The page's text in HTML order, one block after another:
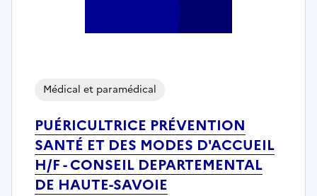
PUÉRICULTRICE PRÉVENTION
SANTÉ ET DES MODES D'ACCUEIL
H/F - CONSEIL DEPARTEMENTAL
DE HAUTE-SAVOIE
Médical et paramédical